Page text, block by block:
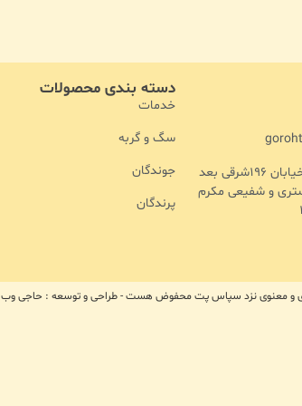
آدرس :تهران -تهرانپارس-خیابان ۱۹۶شرقی بعد
و شفیعی مکرم
دسته بندی محصولات
خدمات
سگ و گربه
جوندگان
پرندگان
و معنوی نزد سپاس پت محفوض هست - طراحی و توسعه : حاجی وب